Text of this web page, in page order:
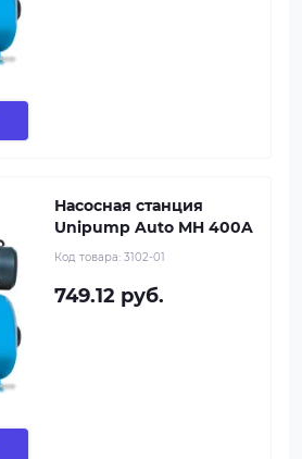
Насосная станция
Unipump Auto MH 400A
Код товара: 3102-01
749.12 руб.